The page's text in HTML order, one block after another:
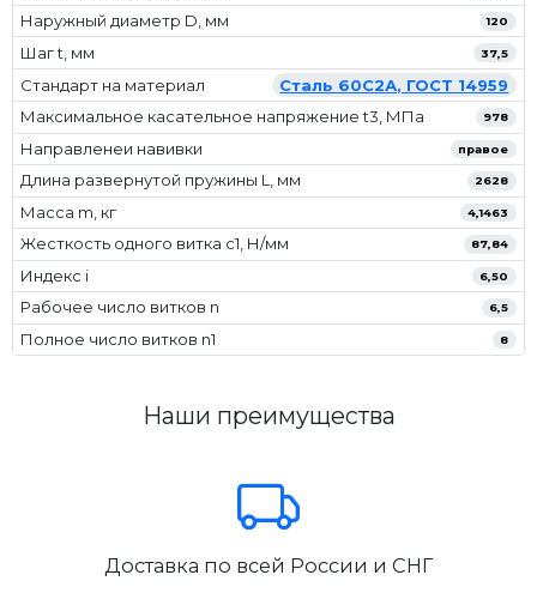
Наружный диаметр D, мм 120
Шаг t, мм 37,5
Стандарт на материал
Сталь 60С2А, ГОСТ 14959
Максимальное касательное напряжение t3, МПа
978
Направленеи навивки правое
Длина развернутой пружины L, мм 2628
Масса m, кг 4,1463
Жесткость одного витка c1, Н/мм 87,84
Индекс i 6,50
Рабочее число витков n 6,5
Полное число витков n1 8
Наши преимущества
Доставка по всей России и СНГ